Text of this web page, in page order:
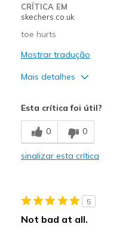
View On Shoes
CRÍTICA EM
skechers.co.uk
toe hurts
Mostrar tradução
Mais detalhes
Stylish
Melhores utilizações
Esta crítica foi útil?
0 0
sinalizar esta crítica
5
Not bad at all.